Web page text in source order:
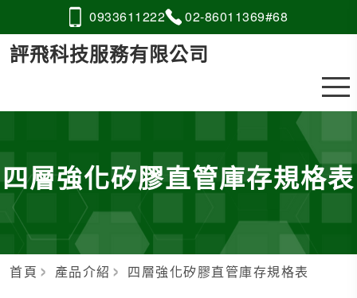
0933611222 02-8601 1369#68
評飛科技服務有限公司
四層強化矽膠直管庫存規格表
首頁 產品介紹 四層強化矽膠直管庫存規格表